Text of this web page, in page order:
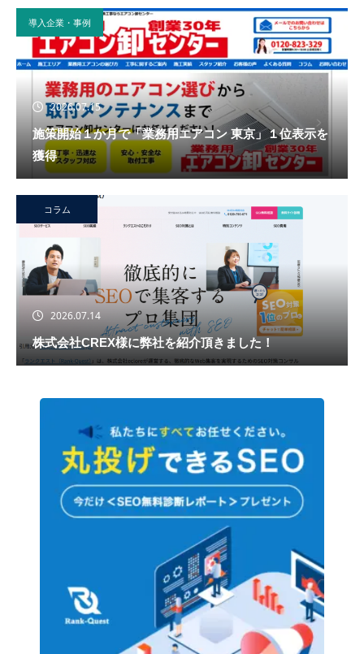
導入企業・事例
2026.07.15
施策開始１か月で「業務用エアコン 東京」１位表示を
獲得
コラム
2026.07.14
株式会社CREX様に弊社を紹介頂きました！